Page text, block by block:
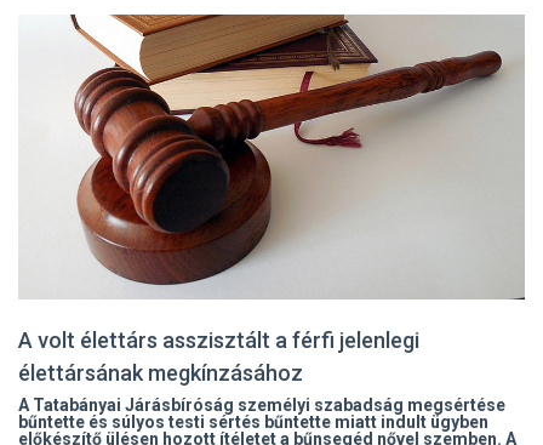
A volt élettárs asszisztált a férfi jelenlegi
élettársának megkínzásához
A Tatabányai Járásbíróság személyi szabadság megsértése
bűntette és súlyos testi sértés bűntette miatt indult ügyben
előkészítő ülésen hozott ítéletet a bűnsegéd nővel szemben. A